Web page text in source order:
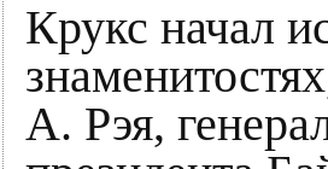
Крукс начал
А. Рэя,